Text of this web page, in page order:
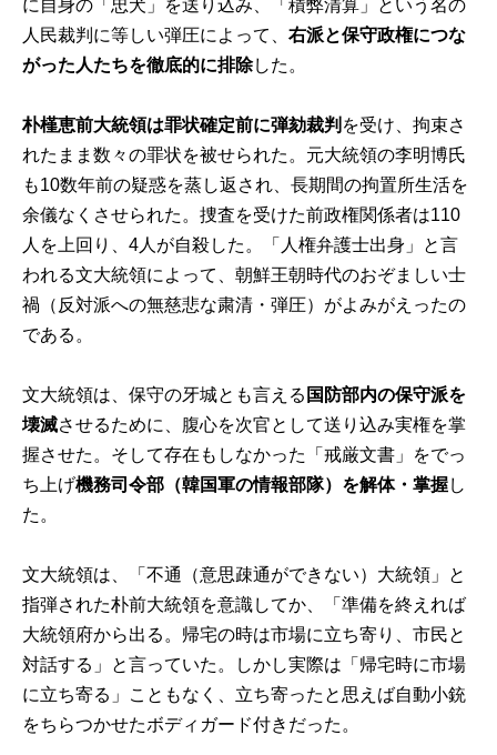
に自身の「忠犬」を送り込み、「積弊清算」という名の
人民裁判に等しい弾圧によって、右派と保守政権につな
がった人たちを徹底的に排除した。
朴槿恵前大統領は罪状確定前に弾劾裁判 を受け、拘束さ
れたまま数々の罪状を被せられた。元大統領の李明博氏
も10数年前の疑惑を蒸し返され、長期間の拘置所生活を
余儀なくさせられた。捜査を受けた前政権関係者は110
人を上回り、4人が自殺した。「人権弁護士出身」と言
われる文大統領によって、朝鮮王朝時代のおぞましい士
禍（反対派への無慈悲な粛清・弾圧）がよみがえったの
である。
文大統領は、保守の牙城とも言える 国防部内の保守派を
壊滅させるために、腹心を次官として送り込み実権を掌
握させた。そして存在もしなかった「戒厳文書」をでっ
ち上げ機務司令部（韓国軍の情報部隊）を解体・掌握し
た。
文大統領は、「不通（意思疎通ができない）大統領」と
指弾された朴前大統領を意識してか、「準備を終えれば
大統領府から出る。帰宅の時は市場に立ち寄り、市民と
対話する」と言っていた。しかし実際は「帰宅時に市場
に立ち寄る」こともなく、立ち寄ったと思えば自動小銃
をちらつかせたボディガード付きだった。